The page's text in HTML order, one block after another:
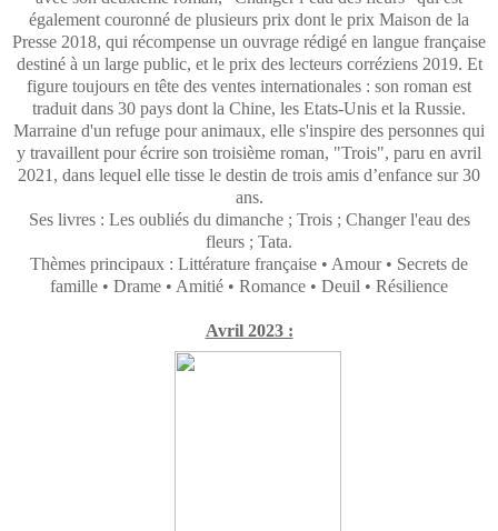
également couronné de plusieurs prix dont le prix Maison de la
Presse 2018, qui récompense un ouvrage rédigé en langue française
destiné à un large public, et le prix des lecteurs corréziens 2019. Et
figure toujours en tête des ventes internationales : son roman est
traduit dans 30 pays dont la Chine, les Etats-Unis et la Russie.
Marraine d'un refuge pour animaux, elle s'inspire des personnes qui
y travaillent pour écrire son troisième roman, "Trois", paru en avril
2021, dans lequel elle tisse le destin de trois amis d’enfance sur 30
ans.
Ses livres : Les oubliés du dimanche ; Trois ; Changer l'eau des
fleurs ; Tata.
Thèmes principaux : Littérature française • Amour • Secrets de
famille • Drame • Amitié • Romance • Deuil • Résilience
Avril 2023 :